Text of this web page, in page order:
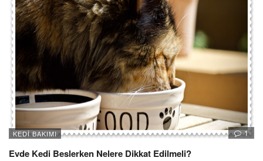
KEDI BAKIMI 1
Evde Kedi Beslerken Nelere Dikkat Edilmeli?